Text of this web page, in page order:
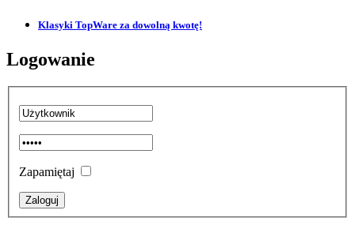
Klasyki TopWare za dowolną kwotę!
Logowanie
Zapamiętaj